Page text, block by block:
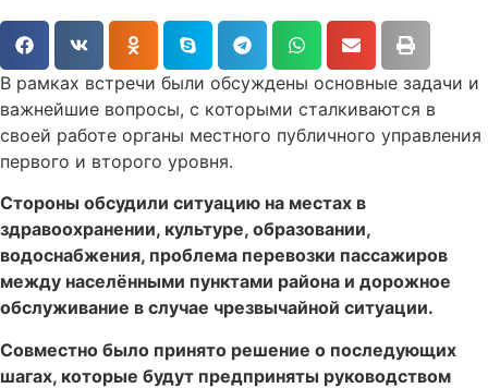
В рамках встречи были обсуждены основные задачи и
важнейшие вопросы, с которыми сталкиваются в
своей работе органы местного публичного управления
первого и второго уровня.
Стороны обсудили ситуацию на местах в
здравоохранении, культуре, образовании,
водоснабжения, проблема перевозки пассажиров
между населёнными пунктами района и дорожное
обслуживание в случае чрезвычайной ситуации.
Совместно было принято решение о последующих
шагах, которые будут предприняты руководством